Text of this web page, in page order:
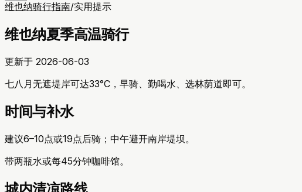
维也纳骑行指南/实用提示
维也纳夏季高温骑行
更新于 2026-06-03
七八月无遮堤岸可达33°C，早骑、勤喝水、选林荫道即可。
时间与补水
建议6–10点或19点后骑；中午避开南岸堤坝。
带两瓶水或每45分钟咖啡馆。